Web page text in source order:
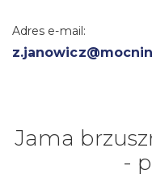
Adres e-mail:
Jama
-